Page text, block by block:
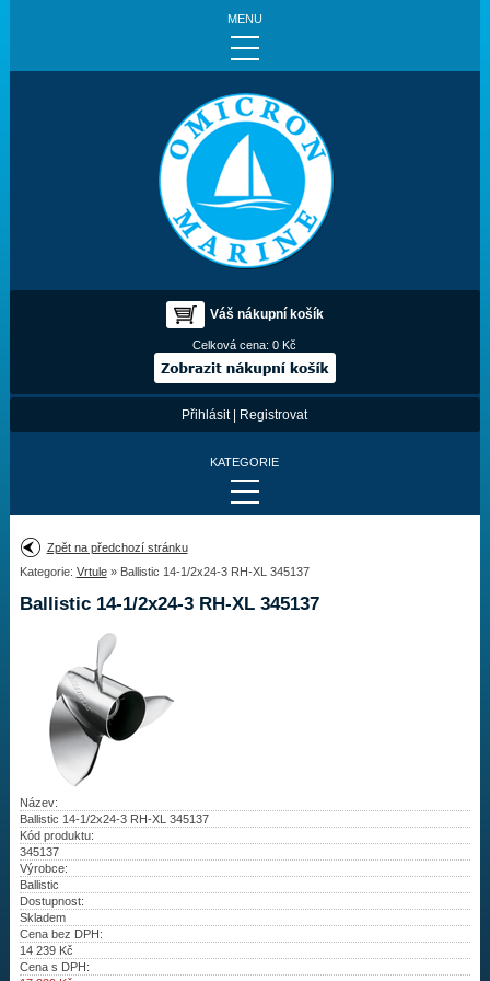
MENU
Váš nákupní košík
Celková cena:0 Kč
Přihlásit| Registrovat
KATEGORIE
Provedení:
Výrobce:
Drážky na hřídeli:
Najít vrtuli
Vrtule
Kontakty
Aktuality
Zpět na předchozí stránku
Kategorie: Vrtule» Ballistic 14-1/2x24-3 RH-XL 345137
Ballistic 14-1/2x24-3 RH-XL 345137
Název:
Ballistic 14-1/2x24-3 RH-XL 345137
Kód produktu:
345137
Výrobce:
Ballistic
Dostupnost:
Skladem
Cena bez DPH:
14 239Kč
Cena s DPH: